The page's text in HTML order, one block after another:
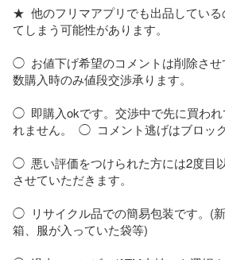
★  他のフリマアプリでも出品している
てしまう可能性があります。
◯  お値下げ希望のコメントは削除させ
数購入時のみ値段交渉承ります。
◯  即購入okです。交渉中で先に買わ
れません。  ◯  コメント逃げはブロッ
◯  悪い評価をつけられた方には2度目
させていただきます。
◯  リサイクル品での簡易包装です。(
箱、服が入っていた袋等)